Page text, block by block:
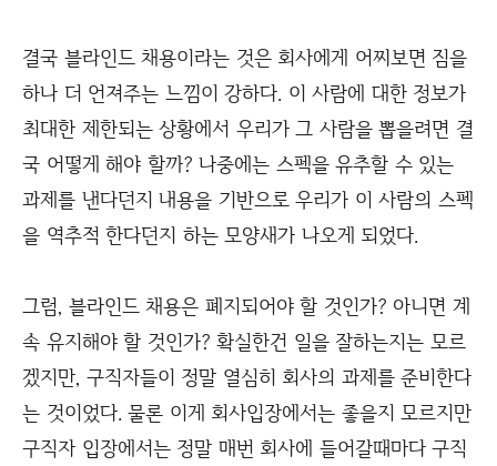
결국 블라인드 채용이라는 것은 회사에게 어찌보면 짐을
하나 더 언져주는 느낌이 강하다. 이 사람에 대한 정보가
최대한 제한되는 상황에서 우리가 그 사람을 뽑을려면 결
국 어떻게 해야 할까? 나중에는 스펙을 유추할 수 있는
과제를 낸다던지 내용을 기반으로 우리가 이 사람의 스펙
을 역추적 한다던지 하는 모양새가 나오게 되었다.
그럼, 블라인드 채용은 폐지되어야 할 것인가? 아니면 계
속 유지해야 할 것인가? 확실한건 일을 잘하는지는 모르
겠지만, 구직자들이 정말 열심히 회사의 과제를 준비한다
는 것이었다. 물론 이게 회사입장에서는 좋을지 모르지만
구직자 입장에서는 정말 매번 회사에 들어갈때마다 구직